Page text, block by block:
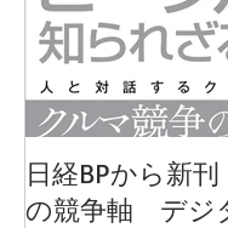
日経BPから新
の競争軸 デジ